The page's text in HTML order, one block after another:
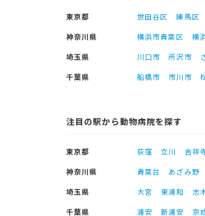
東京都 世田谷区 練馬区
神奈川県
横浜市青葉区 横
埼玉県
川口市 所沢市
千葉県
船橋市 市川市
注目の駅から動物病院を探す
東京都 荻窪 立川 吉祥
神奈川県
青葉台 あざみ野
埼玉県
大宮 東浦和 志
千葉県
浦安 新浦安 京